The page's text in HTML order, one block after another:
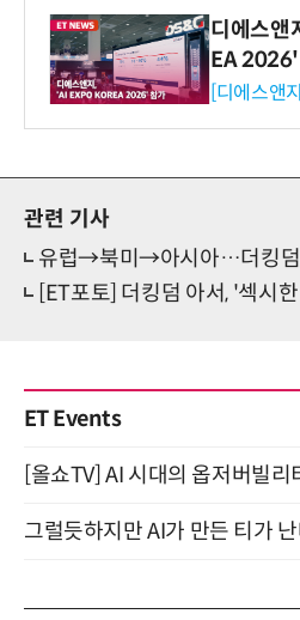
디에스앤
EA
생애주기
[디에스앤
관련 기사
유럽→북미→아시아…더킹덤
[ET포토] 더킹덤 아서, '섹시
ET Events